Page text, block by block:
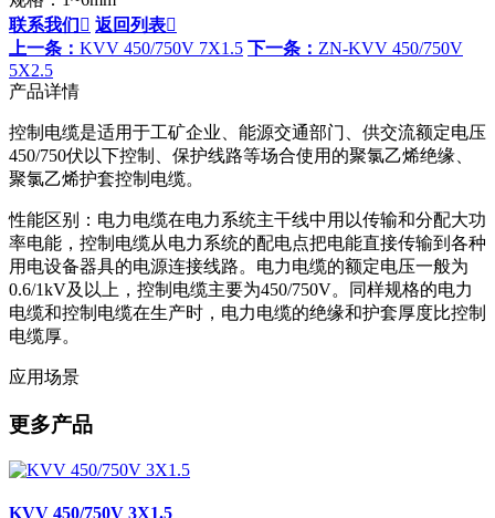
联系我们  返回列表
上一条： KVV 450/750V 7X1.5 下一条： ZN-KVV 450/750V
5X2.5
产品详情
控制电缆是适用于工矿企业、能源交通部门、供交流额定电压
450/750伏以下控制、保护线路等场合使用的聚氯乙烯绝缘、
聚氯乙烯护套控制电缆。
性能区别：电力电缆在电力系统主干线中用以传输和分配大功
率电能，控制电缆从电力系统的配电点把电能直接传输到各种
用电设备器具的电源连接线路。电力电缆的额定电压一般为
0.6/1kV及以上，控制电缆主要为450/750V。同样规格的电力
电缆和控制电缆在生产时，电力电缆的绝缘和护套厚度比控制
电缆厚。
应用场景
更多产品
KVV 450/750V 3X1.5